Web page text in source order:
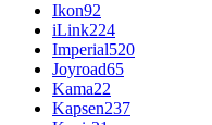
Ikon92
iLink224
Imperial520
Joyroad65
Kama22
Kapsen237